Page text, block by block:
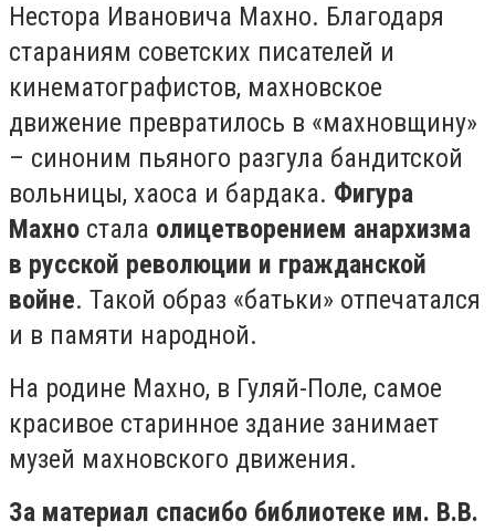
Нестора Ивановича Махно. Благодаря
стараниям советских писателей и
кинематографистов, махновское
движение превратилось в «махновщину»
– синоним пьяного разгула бандитской
вольницы, хаоса и бардака. Фигура
Махно стала олицетворением анархизма
в русской революции и гражданской
войне. Такой образ «батьки» отпечатался
и в памяти народной.⠀ ⠀
На родине Махно, в Гуляй-Поле, самое
красивое старинное здание занимает
музей махновского движения.⠀
За материал спасибо библиотеке им. В.В.